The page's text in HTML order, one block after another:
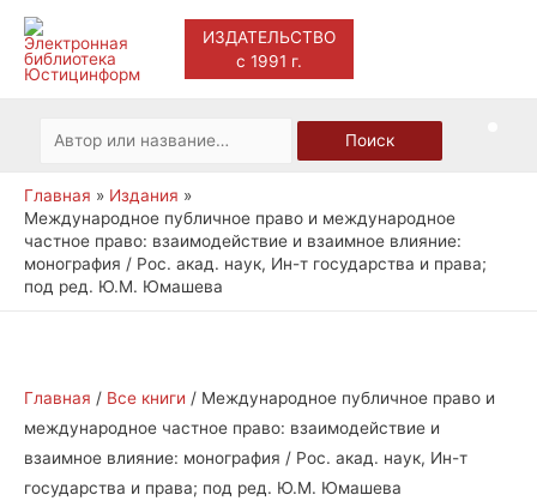
ИЗДАТЕЛЬСТВО
с 1991 г.
Искать:
Поиск
Главная
Издания
Международное публичное право и международное
частное право: взаимодействие и взаимное влияние:
монография / Рос. акад. наук, Ин-т государства и права;
под ред. Ю.М. Юмашева
Главная / Все книги / Международное публичное право и
международное частное право: взаимодействие и
взаимное влияние: монография / Рос. акад. наук, Ин-т
государства и права; под ред. Ю.М. Юмашева